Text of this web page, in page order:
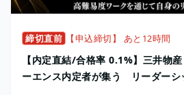
締切直前 【申込締切】 あと12時間
【内定直結/合格率 0.1%】三井物
ーエンス内定者が集う リーダーシ